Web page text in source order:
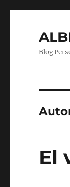
Blog
El